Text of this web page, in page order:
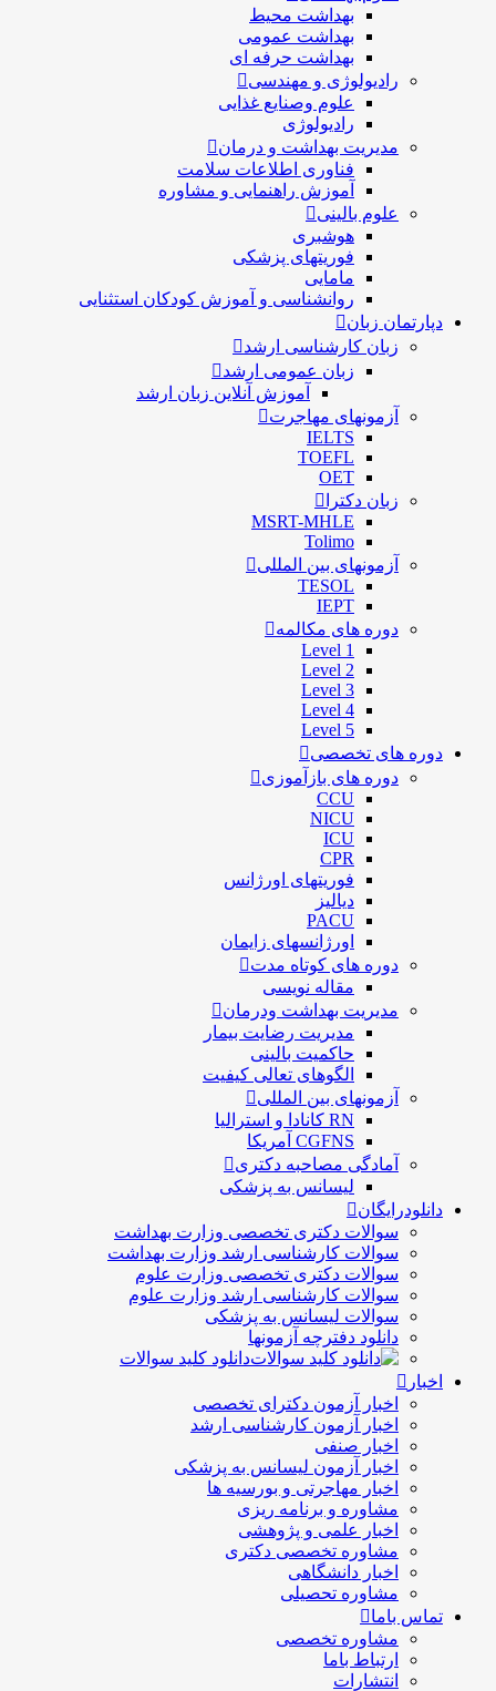
بهداشت محیط
بهداشت عمومی
بهداشت حرفه ای
رادیولوژی و مهندسی
علوم وصنایع غذایی
رادیولوژی
مدیریت بهداشت و درمان
فناوری اطلاعات سلامت
آموزش راهنمایی و مشاوره
علوم بالینی
هوشبری
فوریتهای پزشکی
مامایی
روانشناسی و آموزش کودکان استثنایی
دپارتمان زبان
زبان کارشناسی ارشد
زبان عمومی ارشد
آموزش آنلاین زبان ارشد
آزمونهای مهاجرت
IELTS
TOEFL
OET
زبان دکترا
MSRT-MHLE
Tolimo
آزمونهای بین المللی
TESOL
IEPT
دوره های مکالمه
Level 1
Level 2
Level 3
Level 4
Level 5
دوره های تخصصی
دوره های بازآموزی
CCU
NICU
ICU
CPR
فوریتهای اورژانس
دیالیز
PACU
اورژانسهای زایمان
دوره های کوتاه مدت
مقاله نویسی
مدیریت بهداشت ودرمان
مديريت رضايت بيمار
حاكميت بالينی
الگوهای تعالی کيفيت
آزمونهای بین المللی
RN کانادا و استرالیا
CGFNS آمریکا
آمادگی مصاحبه دکتری
لیسانس به پزشکی
دانلودرایگان
سوالات دکتری تخصصی وزارت بهداشت
سوالات کارشناسی ارشد وزارت بهداشت
سوالات دکتری تخصصی وزارت علوم
سوالات کارشناسی ارشد وزارت علوم
سوالات لیسانس به پزشکی
دانلود دفترچه آزمونها
دانلود کلید سوالات
اخبار
اخبار آزمون دکترای تخصصی
اخبار آزمون کارشناسی ارشد
اخبار صنفی
اخبار آزمون لیسانس به پزشکی
اخبار مهاجرتی و بورسیه ها
مشاوره و برنامه ریزی
اخبار علمی و پژوهشی
مشاوره تخصصی دکتری
اخبار دانشگاهی
مشاوره تحصیلی
تماس باما
مشاوره تخصصی
ارتباط باما
انتشارات